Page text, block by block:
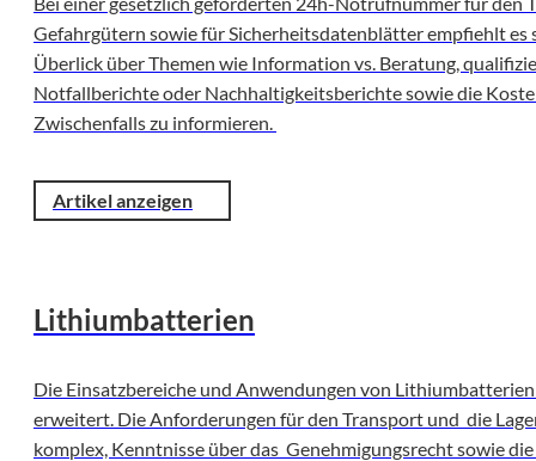
Gefahrgütern sowie für Sicherheitsdatenblätter empfiehlt es
Überlick über Themen wie Information vs. Beratung,
Notfallberichte oder Nachhaltigkeitsberichte sowie die
Zwischenfalls zu informieren.
Artikel anzeigen
Lithiumbatterien
Die Einsatzbereiche und Anwendungen von
erweitert. Die Anforderungen für den Transport und die
komplex, Kenntnisse über das Genehmigungsrecht sowie